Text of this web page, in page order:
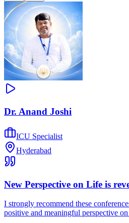
Dr. Anand Joshi
ICU Specialist
Hyderabad
New Perspective on Life is
I strongly recommend these
positive and meaningful perspective